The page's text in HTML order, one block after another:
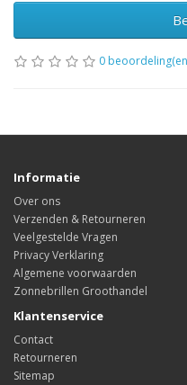
0
Informatie
Over ons
Verzenden & Retourneren
Veelgestelde Vragen
Privacy Verklaring
Algemene voorwaarden
Zonnebrillen Groothandel
Klantenservice
Contact
Retourneren
Sitemap